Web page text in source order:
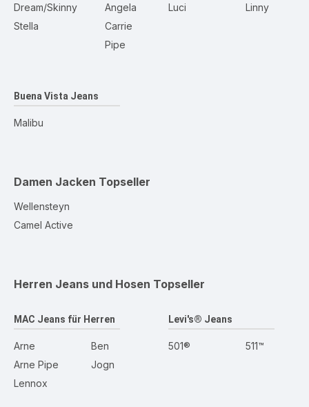
Dream/Skinny
Stella
Angela
Carrie
Pipe
Luci
Linny
Buena Vista Jeans
Malibu
Damen Jacken Topseller
Wellensteyn
Camel Active
Herren Jeans und Hosen Topseller
MAC Jeans für Herren
Arne
Arne Pipe
Lennox
Ben
Jogn
Levi's® Jeans
501® 511™